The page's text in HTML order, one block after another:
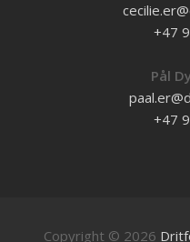
+47
Pål
+47
Copyright © 2026